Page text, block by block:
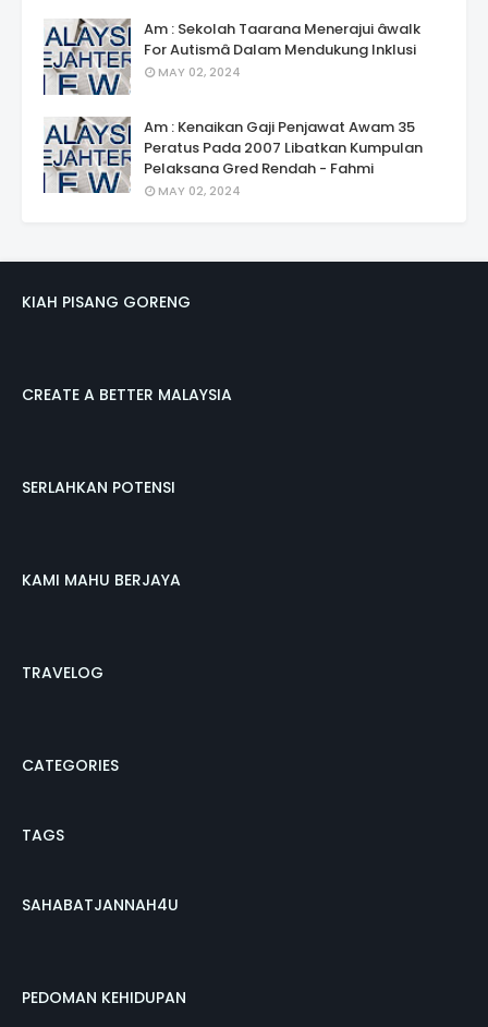
Am : Sekolah Taarana Menerajui âwalk
For Autismâ Dalam Mendukung Inklusi
MAY 02, 2024
Am : Kenaikan Gaji Penjawat Awam 35
Peratus Pada 2007 Libatkan Kumpulan
Pelaksana Gred Rendah - Fahmi
MAY 02, 2024
KIAH PISANG GORENG
CREATE A BETTER MALAYSIA
SERLAHKAN POTENSI
KAMI MAHU BERJAYA
TRAVELOG
CATEGORIES
TAGS
SAHABATJANNAH4U
PEDOMAN KEHIDUPAN